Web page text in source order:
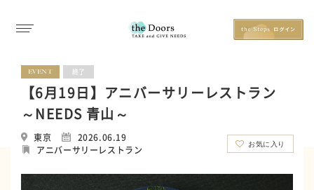
EVENT 終了
【6月19日】アニバーサリーレストラン
～NEEDS 青山～
東京
2026.06.19
アニバーサリーレストラン
お気に入り